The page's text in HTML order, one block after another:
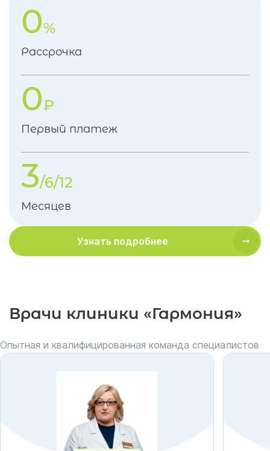
0%
Рассрочка
0₽
Первый платеж
3/6/12
Месяцев
Узнать подробнее
Врачи клиники «Гармония»
Опытная и квалифицированная команда специалистов